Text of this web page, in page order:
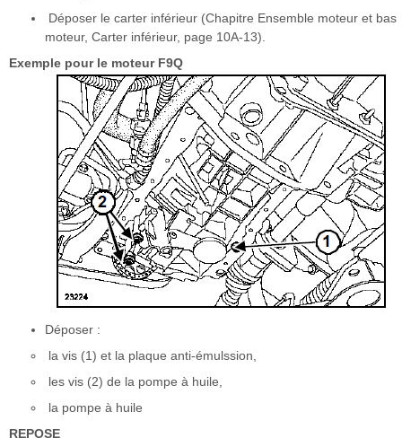
Déposer le carter inférieur (Chapitre Ensemble moteur et bas
moteur, Carter inférieur, page 10A-13).
Exemple pour le moteur F9Q
Déposer :
la vis (1) et la plaque anti-émulssion,
les vis (2) de la pompe à huile,
la pompe à huile
REPOSE